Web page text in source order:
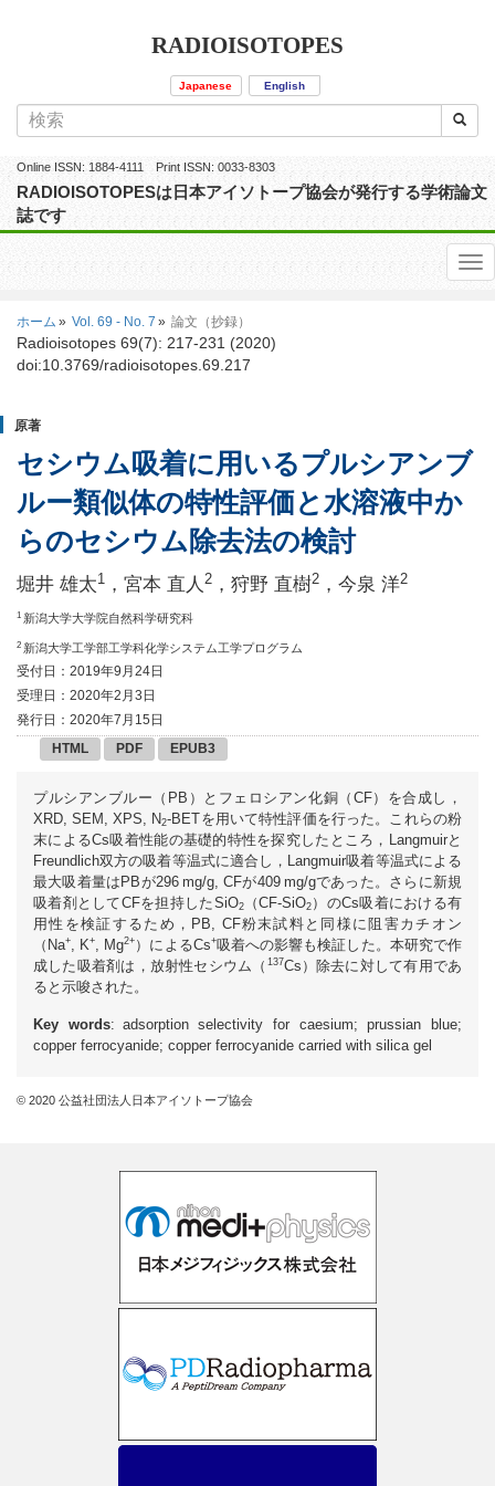
RADIOISOTOPES
Japanese English
Online ISSN: 1884-4111 Print ISSN: 0033-8303
RADIOISOTOPESは日本アイソトープ協会が発行する学術論文
誌です
ホーム Vol. 69 - No. 7 論文（抄録）
Radioisotopes 69(7): 217-231 (2020)
doi:10.3769/radioisotopes.69.217
原著
セシウム吸着に用いるプルシアンブ
ルー類似体の特性評価と水溶液中か
らのセシウム除去法の検討
堀井 雄太1 ，宮本 直人 2 ，狩野 直樹2 ，今泉 洋2
1 新潟大学大学院自然科学研究科
2 新潟大学工学部工学科化学システム工学プログラム
受付日：2019年9月24日
受理日：2020年2月3日
発行日：2020年7月15日
HTML
PDF EPUB3
プルシアンブルー（PB）とフェロシアン化銅（CF）を合成し，
XRD, SEM, XPS, N2-BETを用いて特性評価を行った。これらの粉
末によるCs吸着性能の基礎的特性を探究したところ，Langmuirと
Freundlich双方の吸着等温式に適合し，Langmuir吸着等温式による
最大吸着量はPBが296 mg/g, CFが409 mg/gであった。さらに新規
吸着剤としてCFを担持したSiO2（CF-SiO2）のCs吸着における有
用性を検証するため，PB, CF粉末試料と同様に阻害カチオン
（Na+, K+, Mg2+）によるCs+吸着への影響も検証した。本研究で作
成した吸着剤は，放射性セシウム（ 137Cs）除去に対して有用であ
ると示唆された。
Key words: adsorption selectivity for caesium; prussian blue;
copper ferrocyanide; copper ferrocyanide carried with silica gel
© 2020 公益社団法人日本アイソトープ協会